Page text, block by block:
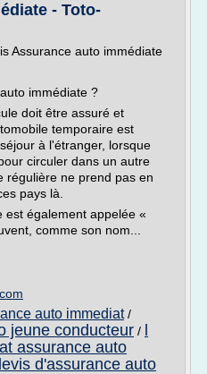
- Toto-
Assurance auto immédiate
immédiate ?
doit être assuré et
temporaire est
à l'étranger, lorsque
circuler dans un autre
régulière ne prend pas en
pays là.
est également appelée «
comme son nom...
auto immediat/
jeune conducteur /
assurance auto
d'assurance auto